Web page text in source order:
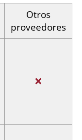
Otros
proveedores